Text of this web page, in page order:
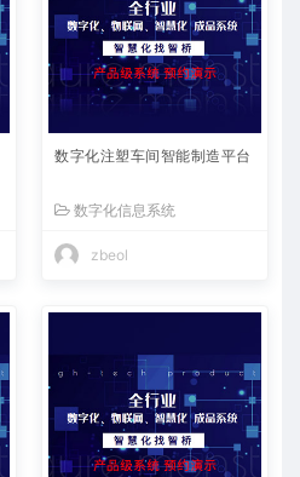
数字化注塑车间智能制造平台
数字化信息系统
zbeol